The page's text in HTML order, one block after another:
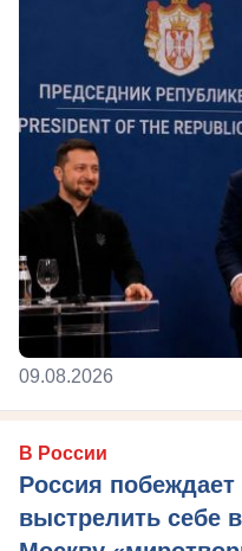
09.08.2026
В России
Россия
выстрелить себе